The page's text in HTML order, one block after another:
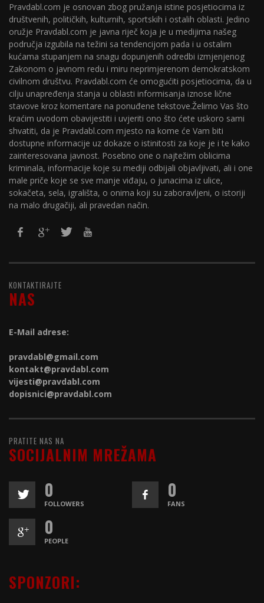
Pravdabl.com je osnovan zbog pružanja istine posjetiocima iz
društvenih, političkih, kulturnih, sportskih i ostalih oblasti. Jedino
oružje Pravdabl.com je javna riječ koja je u medijima našeg
područja izgubila na težini sa tendencijom pada i u ostalim
kućama stupanjem na snagu dopunjenih odredbi izmjenjenog
Zakonom o javnom redu i miru neprimjerenom demokratskom
civilnom društvu. Pravdabl.com će omogućiti posjetiocima, da u
cilju unapređenja stanja u oblasti informisanja iznose lične
stavove kroz komentare na ponuđene tekstove.Želimo Vas što
kraćim uvodom obavijestiti i uvjeriti ono što ćete uskoro sami
shvatiti, da je Pravdabl.com mjesto na kome će Vam biti
dostupne informacije uz dokaze o istinitosti za koje je i te kako
zainteresovana javnost. Posebno one o najtežim oblicima
kriminala, informacije koje su mediji odbijali objavljivati, ali i one
male priče koje se sve manje viđaju, o junacima iz ulice,
sokačeta, sela, igrališta, o onima koji su zaboravljeni, o istoriji
na malo drugačiji, ali pravedan način.
KONTAKTIRAJTE
NAS
E-Mail adrese:
pravdabl@gmail.com
kontakt@pravdabl.com
vijesti@pravdabl.com
dopisnici@pravdabl.com
PRATITE NAS NA
SOCIJALNIM MREŽAMA
0
FOLLOWERS
0
FANS
0
PEOPLE
SPONZORI: